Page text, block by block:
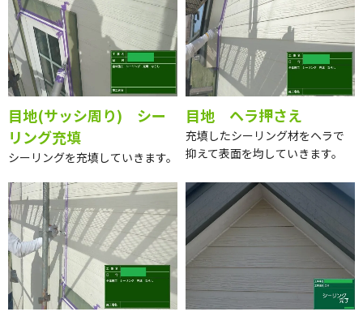
目地(サッシ周り) シー
リング充填
シーリングを充填していきます。
目地 ヘラ押さえ
充填したシーリング材をヘラで
抑えて表面を均していきます。